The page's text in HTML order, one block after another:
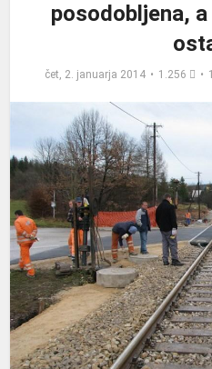
posodobljena,
čet, 2. januarja 2014 1.256